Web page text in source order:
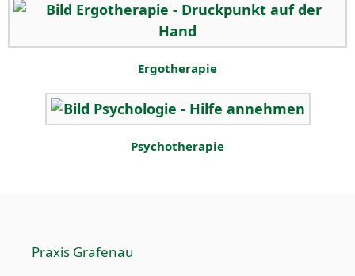
Ergotherapie
Psychotherapie
Praxis Grafenau